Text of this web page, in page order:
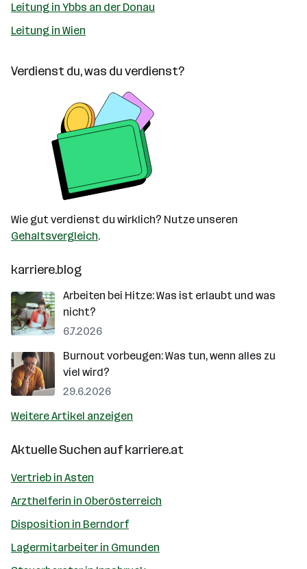
Leitung in Ybbs an der Donau
Leitung in Wien
Verdienst du, was du verdienst?
Wie gut verdienst du wirklich? Nutze unseren
Gehaltsvergleich.
karriere.blog
Arbeiten bei Hitze: Was ist erlaubt und was
nicht?
6.7.2026
Burnout vorbeugen: Was tun, wenn alles zu
viel wird?
29.6.2026
Weitere Artikel anzeigen
Aktuelle Suchen aufkarriere.at
Vertrieb in Asten
Arzthelferin in Oberösterreich
Disposition in Berndorf
Lagermitarbeiter in Gmunden